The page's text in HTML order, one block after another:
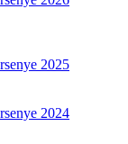
2025
2024